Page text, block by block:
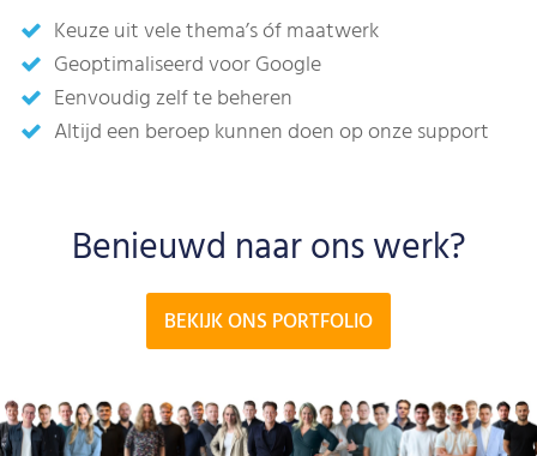
Keuze uit vele thema’s óf maatwerk
Geoptimaliseerd voor Google
Eenvoudig zelf te beheren
Altijd een beroep kunnen doen op onze support
Benieuwd naar ons werk?
BEKIJK ONS PORTFOLIO